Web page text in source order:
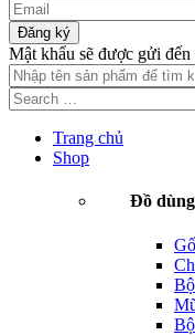
Đăng ký
Mật khẩu sẽ được gửi đến
Trang chủ
Shop
Đồ